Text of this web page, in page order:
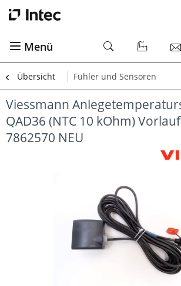
Menü
Übersicht Fühler und Sensoren
Viessmann
QAD36 (NTC 10 kOhm)
7862570 NEU